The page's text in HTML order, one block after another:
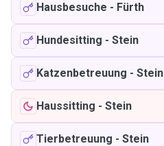
Hausbesuche - Fürth
Hundesitting - Stein
Katzenbetreuung - Stein
Haussitting - Stein
Tierbetreuung - Stein